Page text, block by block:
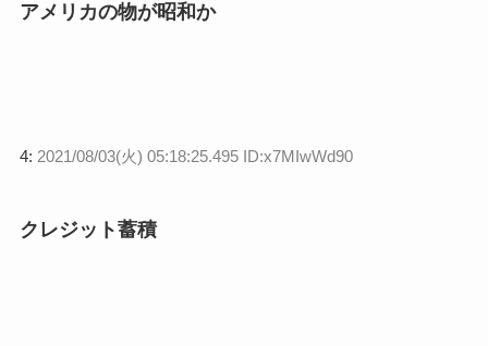
アメリカの物が昭和か
4: 2021/08/03(火) 05:18:25.495 ID:x7MIwWd90
クレジット蓄積